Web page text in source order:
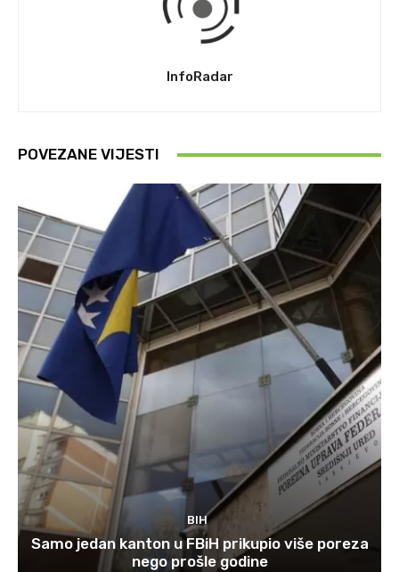
InfoRadar
POVEZANE VIJESTI
BIH
Samo jedan kanton u FBiH prikupio više poreza
nego prošle godine